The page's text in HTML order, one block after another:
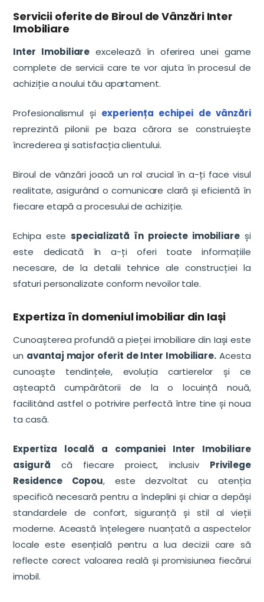
Servicii oferite de Biroul de Vânzări Inter
Imobiliare
Inter Imobiliare excelează în oferirea unei game
complete de servicii care te vor ajuta în procesul de
achiziție a noului tău apartament.
Profesionalismul și experiența echipei de vânzări
reprezintă pilonii pe baza cărora se construiește
încrederea și satisfacția clientului.
Biroul de vânzări joacă un rol crucial în a-ți face visul
realitate, asigurând o comunicare clară și eficientă în
fiecare etapă a procesului de achiziție.
Echipa estespecializată în proiecte imobiliare și
este dedicată în a-ți oferi toate informațiile
necesare, de la detalii tehnice ale construcției la
sfaturi personalizate conform nevoilor tale.
Expertiza în domeniul imobiliar din Iași
Cunoașterea profundă a pieței imobiliare din Iași este
un avantaj major oferit de Inter Imobiliare. Acesta
cunoaște tendințele, evoluția cartierelor și ce
așteaptă cumpărătorii de la o locuință nouă,
facilitând astfel o potrivire perfectă între tine și noua
ta casă.
Expertiza locală a companiei Inter Imobiliare
asigură că fiecare proiect, inclusiv Privilege
Residence Copou, este dezvoltat cu atenția
specifică necesară pentru a îndeplini și chiar a depăși
standardele de confort, siguranță și stil al vieții
moderne. Această înțelegere nuanțată a aspectelor
locale este esențială pentru a lua decizii care să
reflecte corect valoarea reală și promisiunea fiecărui
imobil.